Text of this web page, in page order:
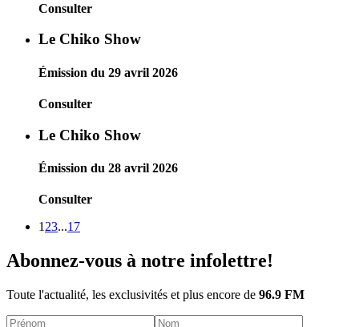
Consulter
Le Chiko Show
Émission du 29 avril 2026
Consulter
Le Chiko Show
Émission du 28 avril 2026
Consulter
1 23...17
Abonnez-vous à notre infolettre!
Toute l'actualité, les exclusivités et plus encore de 96.9 FM